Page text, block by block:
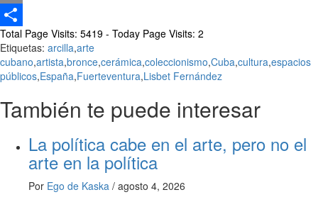
Email
Compartir
Total Page Visits: 5419 - Today Page Visits: 2
Etiquetas: arcilla,arte
cubano,artista,bronce,cerámica,coleccionismo,Cuba,cultura,espacios
públicos,España,Fuerteventura,Lisbet Fernández
También te puede interesar
La política cabe en el arte, pero no el
arte en la política
Por Ego de Kaska / agosto 4, 2026